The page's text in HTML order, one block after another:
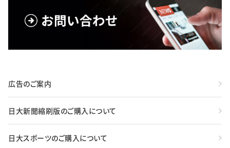
広告のご案内
日大新聞縮刷版のご購入について
日大スポーツのご購入について